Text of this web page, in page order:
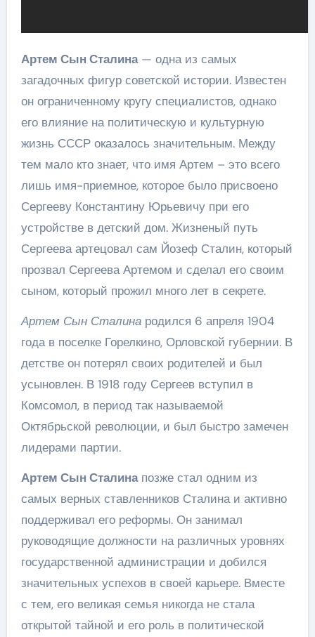
Артем Сын Сталина— одна из самых
загадочных фигур советской истории. Известен
он ограниченному кругу специалистов, однако
его влияние на политическую и культурную
жизнь СССР оказалось значительным. Между
тем мало кто знает, что имя Артем – это всего
лишь имя-приемное, которое было присвоено
Сергееву Константину Юрьевичу при его
устройстве в детский дом. Жизненый путь
Сергеева артецовал сам Йозеф Сталин, который
прозвал Сергеева Артемом и сделал его своим
сыном, который прожил много лет в секрете.
Артем Сын Сталинародился 6 апреля 1904
года в поселке Горелкино, Орловской губернии. В
детстве он потерял своих родителей и был
усыновлен. В 1918 году Сергеев вступил в
Комсомол, в период так называемой
Октябрьской революции, и был быстро замечен
лидерами партии.
Артем Сын Сталинапозже стал одним из
самых верных ставленников Сталина и активно
поддерживал его реформы. Он занимал
руководящие должности на различных уровнях
государственной администрации и добился
значительных успехов в своей карьере. Вместе
с тем, его великая семья никогда не стала
открытой тайной и его роль в политической